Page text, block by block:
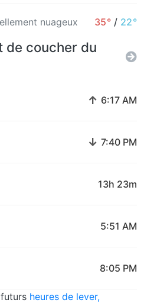
nuageux 35° / 22°
de coucher du
↑ 6:17 AM
↓ 7:40 PM
13h 23m
5:51 AM
8:05 PM
heures de lever,